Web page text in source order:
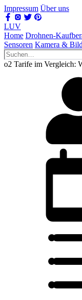
Impressum Über uns
LUV
Home Drohnen-
Sensoren Kamera &
o2 Tarife im Vergleich: